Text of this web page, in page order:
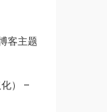
客主题
） –